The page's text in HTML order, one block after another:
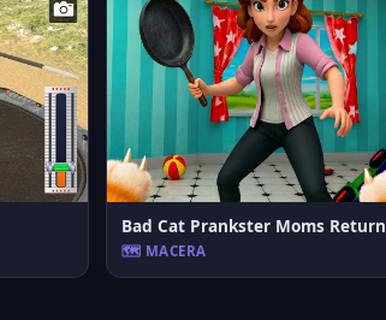
Bad Cat Prankster Moms Return
🗺️ MACERA